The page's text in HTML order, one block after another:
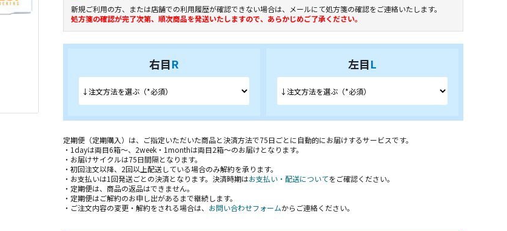
新規ご利用の方、または店舗での利用履歴が確認できない場合は、メールにて処方箋の確認をご連絡いたします。
処方箋の確認が完了次第、順次商品を発送いたしますので、あらかじめご了承ください。
右目R 左目L
定期便（定期購入）は、ご指定いただいた商品と決済方法で75日ごとに自動的にお届けするサービスです。
・1dayは両目6箱～、2week・1monthは両目2箱～のお届けとなります。
・お届けサイクルは75日間隔となります。
・初回注文以降、2回以上配送している場合のみ解約を承ります。
・お支払いは1回発送ごとの決済となります。決済時期はお支払い・配送についてをご確認ください。
・定期便は、商品の返品はできません。
・定期便はご解約のお申し出があるまで継続します。
・ご注文内容の変更・解約をされる場合は、 お問い合わせフォームからご連絡ください。